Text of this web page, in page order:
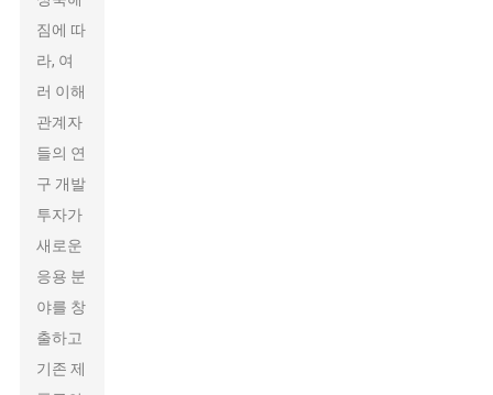
짐에 따
라, 여
러 이해
관계자
들의 연
구 개발
투자가
새로운
응용 분
야를 창
출하고
기존 제